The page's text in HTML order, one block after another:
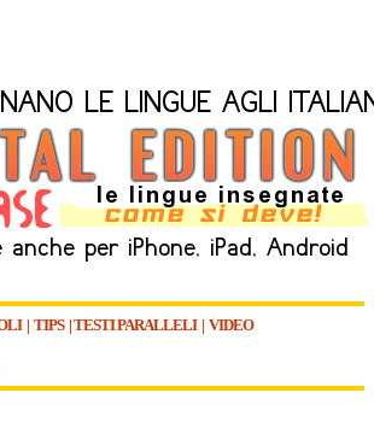
| TIPS|TESTI PARALLELI| VIDEO